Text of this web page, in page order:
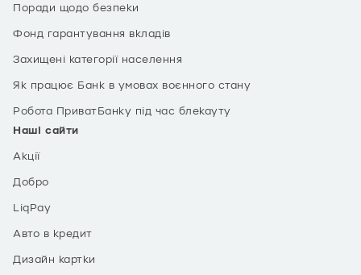
Поради щодо безпеки
Фонд гарантування вкладів
Захищені категорії населення
Як працює Банк в умовах воєнного стану
Робота ПриватБанку під час блекауту
Наші сайти
Акції
Добро
LiqPay
Авто в кредит
Дизайн картки